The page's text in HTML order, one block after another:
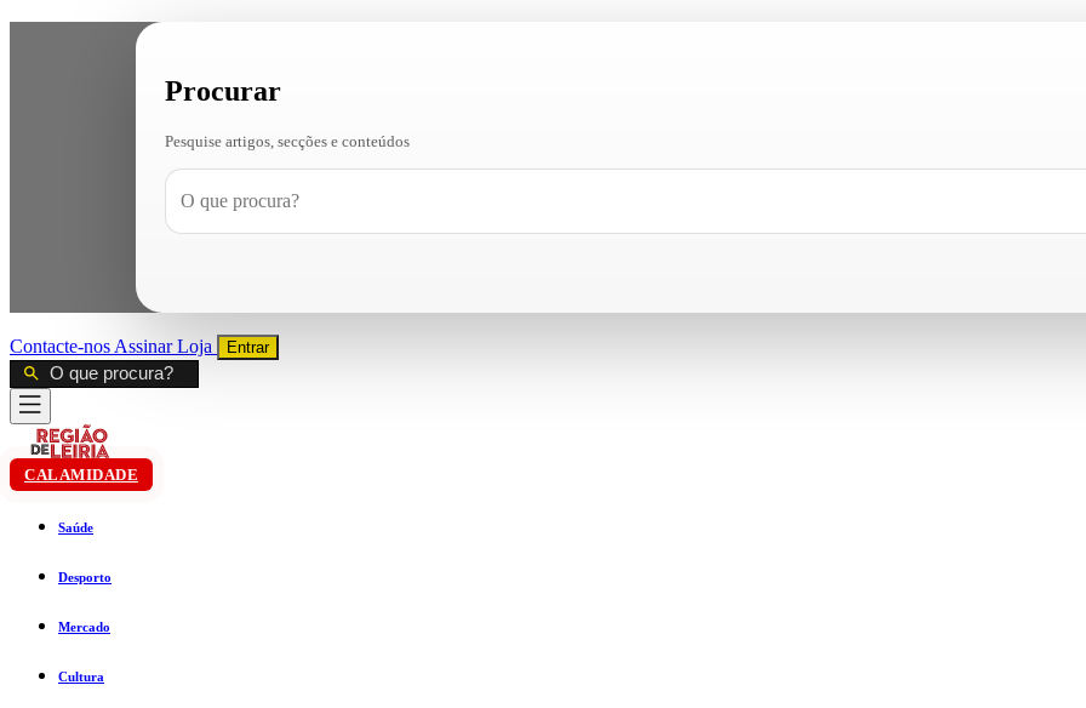
Procurar
Pesquise artigos, secções e conteúdos
Contacte-nos AssinarLoja Entrar
CALAMIDADE
Saúde
Desporto
Mercado
Cultura